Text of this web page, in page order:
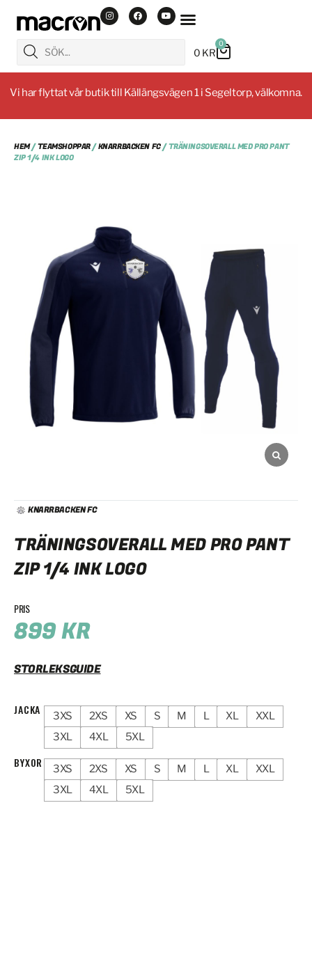
0 KR
0
Vi har flyttat vår butik till Källängsvägen 1 i Segeltorp, välkomna.
HEM/TEAMSHOPPAR/KNARRBACKEN FC/ TRÄNINGSOVERALL MED PRO PANT
ZIP 1/4 INK LOGO
KNARRBACKEN FC
TRÄNINGSOVERALL MED PRO PANT
ZIP 1/4 INK LOGO
899KR
STORLEKSGUIDE
JACKA 3XS 2XS XS S M L XL
XXL
3XL
4XL 5XL
BYXOR 3XS 2XS XS S M L XL
XXL
3XL
4XL 5XL